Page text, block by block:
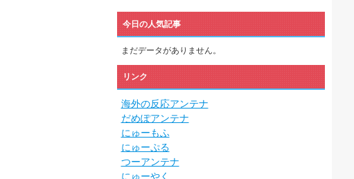
今日の人気記事
まだデータがありません。
リンク
海外の反応アンテナ
だめぽアンテナ
にゅーもふ
にゅーぷる
つーアンテナ
にゅーやく